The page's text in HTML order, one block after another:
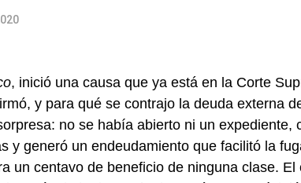
, inició una causa que ya está en la Corte
y para qué se contrajo la deuda externa
no se había abierto ni un expediente,
y generó un endeudamiento que facilitó la
un centavo de beneficio de ninguna clase.